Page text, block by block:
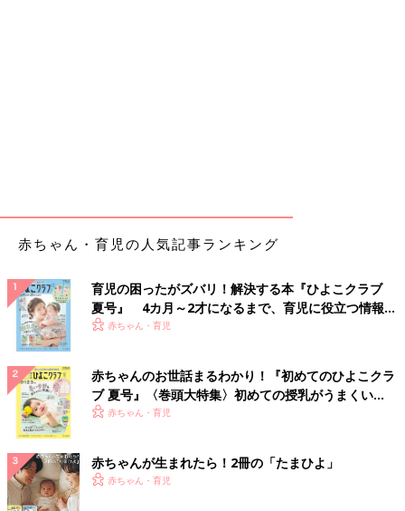
赤ちゃん・育児の人気記事ランキング
育児の困ったがズバリ！解決する本『ひよこクラブ
夏号』 4カ月～2才になるまで、育児に役立つ情報が
いっぱい！
赤ちゃん・育児
赤ちゃんのお世話まるわかり！『初めてのひよこクラ
ブ 夏号』〈巻頭大特集〉初めての授乳がうまくい
く！ おっぱい・ミルクの基本と夏のトラブル 解決テ
赤ちゃん・育児
赤ちゃんが生まれたら！2冊の「たまひよ」
赤ちゃん・育児